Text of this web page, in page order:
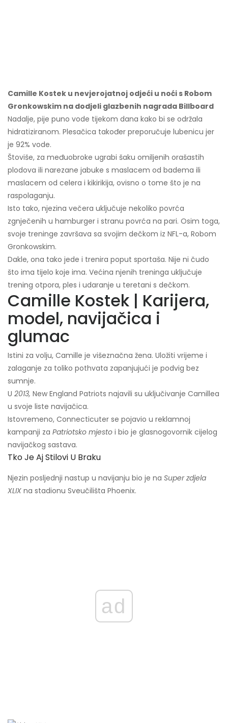
Camille Kostek u nevjerojatnoj odjeći u noći s Robom
Gronkowskim na dodjeli glazbenih nagrada Billboard
Nadalje, pije puno vode tijekom dana kako bi se održala
hidratiziranom. Plesačica također preporučuje lubenicu jer
je 92% vode.
Štoviše, za međuobroke ugrabi šaku omiljenih orašastih
plodova ili narezane jabuke s maslacem od badema ili
maslacem od celera i kikirikija, ovisno o tome što je na
raspolaganju.
Isto tako, njezina večera uključuje nekoliko povrća
zgnječenih u hamburger i stranu povrća na pari. Osim toga,
svoje treninge završava sa svojim dečkom iz NFL-a, Robom
Gronkowskim.
Dakle, ona tako jede i trenira poput sportaša. Nije ni čudo
što ima tijelo koje ima. Većina njenih treninga uključuje
trening otpora, ples i udaranje u teretani s dečkom.
Camille Kostek | Karijera,
model, navijačica i
glumac
Istini za volju, Camille je višeznačna žena. Uložiti vrijeme i
zalaganje za toliko pothvata zapanjujući je podvig bez
sumnje.
U 2013, New England Patriots najavili su uključivanje Camillea
u svoje liste navijačica.
Istovremeno, Connecticuter se pojavio u reklamnoj
kampanji za Patriotsko mjesto i bio je glasnogovornik cijelog
navijačkog sastava.
Tko Je Aj Stilovi U Braku
Njezin posljednji nastup u navijanju bio je na Super zdjela
XLIX na stadionu Sveučilišta Phoenix.
ad